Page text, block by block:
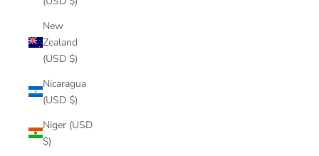
New
Zealand
(USD $)
Nicaragua
(USD $)
Niger (USD
$)